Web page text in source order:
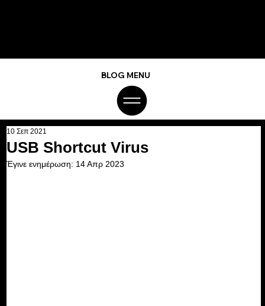
BLOG MENU
USB Shortcut Virus
10 Σεπ 2021
Έγινε ενημέρωση: 14 Απρ 2023